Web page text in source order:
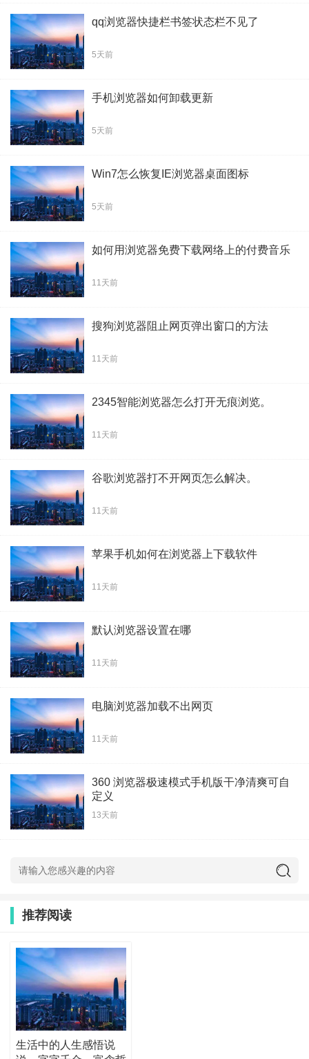
qq浏览器快捷栏书签状态栏不见了
5天前
手机浏览器如何卸载更新
5天前
Win7怎么恢复IE浏览器桌面图标
5天前
如何用浏览器免费下载网络上的付费音乐
11天前
搜狗浏览器阻止网页弹出窗口的方法
11天前
2345智能浏览器怎么打开无痕浏览。
11天前
谷歌浏览器打不开网页怎么解决。
11天前
苹果手机如何在浏览器上下载软件
11天前
默认浏览器设置在哪
11天前
电脑浏览器加载不出网页
11天前
360 浏览器极速模式手机版干净清爽可自
定义
13天前
推荐阅读
生活中的人生感悟说